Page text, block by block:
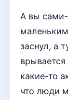
А вы сами-
заснул, а
какие-то
что люди